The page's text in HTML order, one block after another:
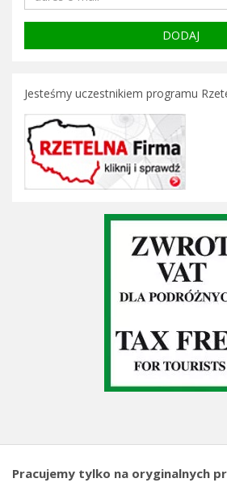
Jesteśmy uczestnikiem programu
Pracujemy tylko na oryginalnych